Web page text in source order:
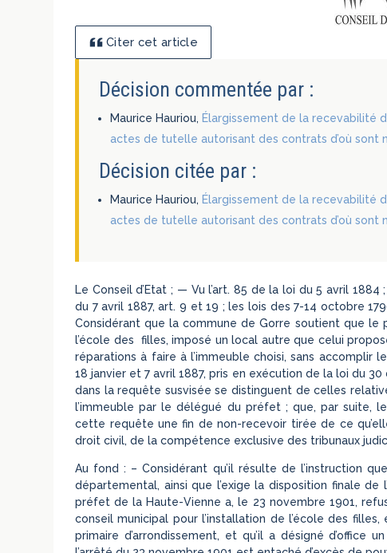
Citer cet article
Décision commentée par :
Maurice Hauriou,Élargissement de la recevabilité
actes de tutelle autorisant des contrats d’où sont
Décision citée par :
Maurice Hauriou,Élargissement de la recevabilité
actes de tutelle autorisant des contrats d’où sont
Le Conseil d’Etat ; — Vu l’art. 85 de la loi du 5 avril
du 7 avril 1887, art. 9 et 19 ; les lois des 7-14 octobre
Considérant que la commune de Gorre soutient que le
l’école des filles, imposé un local autre que celui
réparations à faire à l’immeuble choisi, sans
18 janvier et 7 avril 1887, pris en exécution de la loi du
dans la requête susvisée se distinguent de celles
l’immeuble par le délégué du préfet ; que, par suite,
cette requête une fin de non-recevoir tirée de ce
droit civil, de la compétence exclusive des tribunaux
Au fond : – Considérant qu’il résulte de l’instruction
départemental, ainsi que l’exige la disposition finale
préfet de la Haute-Vienne a, le 23 novembre 1901,
conseil municipal pour l’installation de l’école des
primaire d’arrondissement, et qu’il a désigné d’office